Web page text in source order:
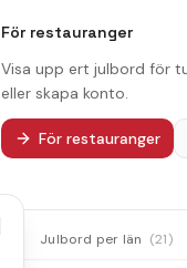
För restauranger
Visa upp ert julbord för
eller skapa konto.
För restauranger
Julbord per län (21)